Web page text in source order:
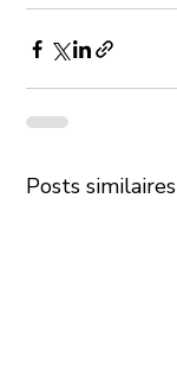
Posts similaires